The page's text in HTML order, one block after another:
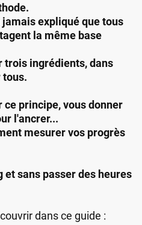
expliqué que tous
la même base
trois ingrédients, dans
tous.
ce principe, vous donner
l'ancrer...
mesurer vos progrès
et sans passer des heures
dans ce guide :